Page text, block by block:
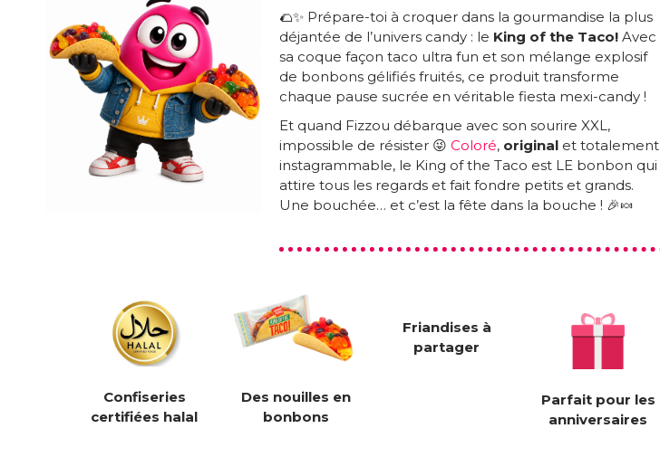
🌮✨ Prépare-toi à croquer dans la gourmandise la plus
déjantée de l’univers candy : le King of the Taco! Avec
sa coque façon taco ultra fun et son mélange explosif
de bonbons gélifiés fruités, ce produit transforme
chaque pause sucrée en véritable fiesta mexi-candy !
Et quand Fizzou débarque avec son sourire XXL,
impossible de résister 😜Coloré, original et totalement
instagrammable, le King of the Taco est LE bonbon qui
attire tous les regards et fait fondre petits et grands.
Une bouchée… et c’est la fête dans la bouche ! 🎉🍬
Confiseries
certifiées halal
Des nouilles en
bonbons
Friandises à
partager
Parfait pour les
anniversaires